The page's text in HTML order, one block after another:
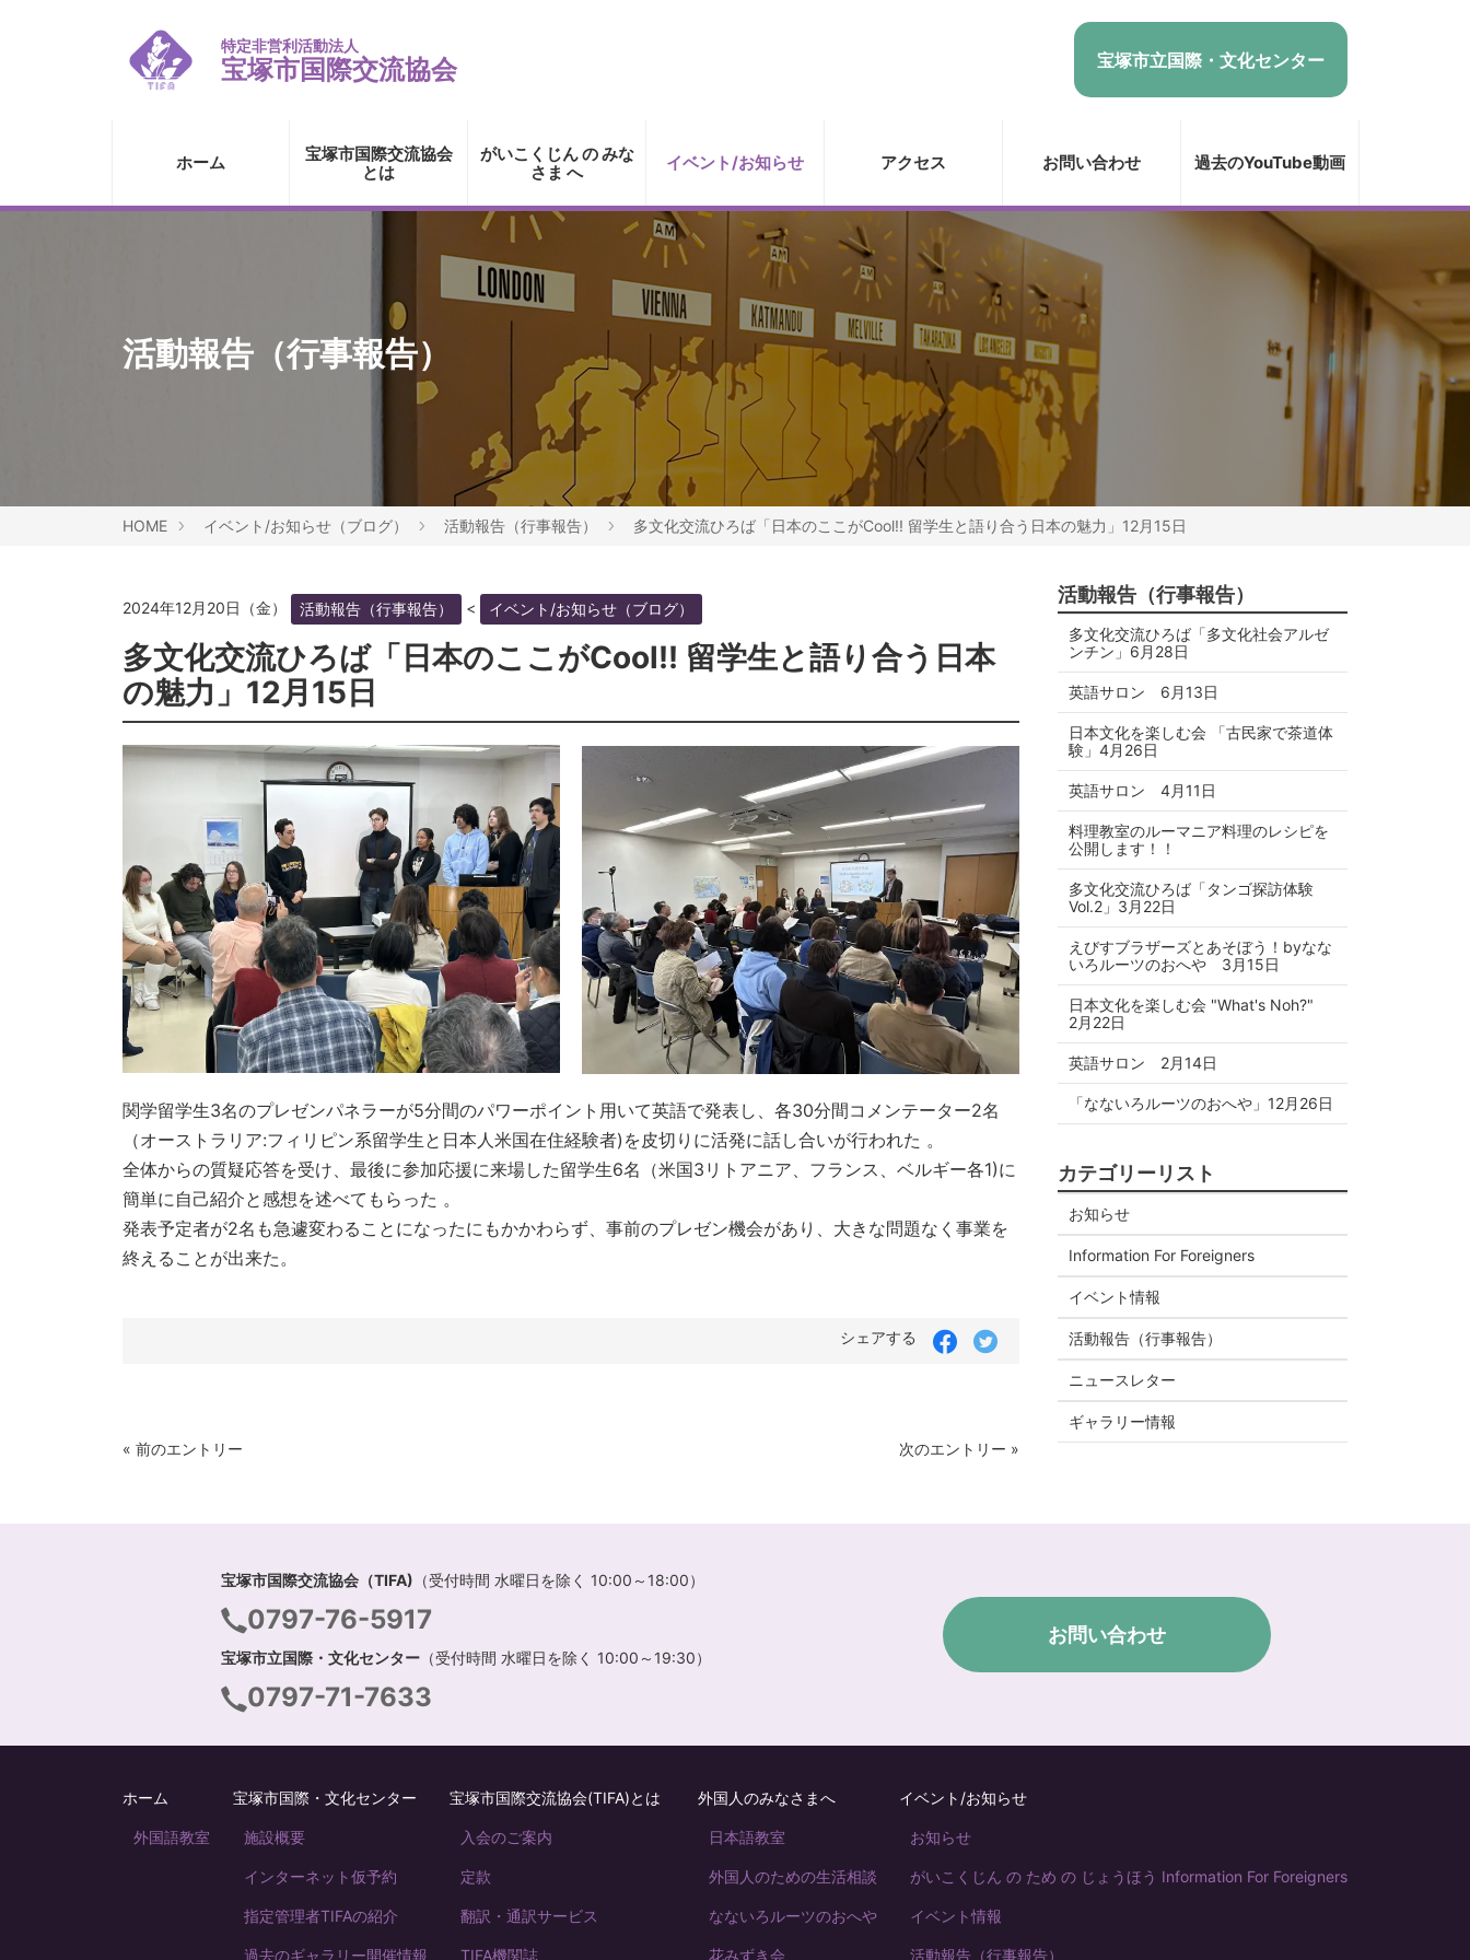
特定非営利活動法人
宝塚市国際交流協会 宝塚市立国際・文化センター
ホーム
宝塚市国際交流協会
とは
がいこくじん の みな
さま へ
イベント/お知らせ アクセス お問い合わせ 過去のYouTube動画
活動報告（行事報告）
HOME イベント/お知らせ（ブログ） 活動報告（行事報告） 多文化交流ひろば「日本のここがCool!! 留学生と語り合う日本の魅力」12月15日
2024年12月20日（金） 活動報告（行事報告） < イベント/お知らせ（ブログ）
多文化交流ひろば「日本のここがCool!! 留学生と語り合う日本
の魅力」12月15日
関学留学生3名のプレゼンパネラーが5分間のパワーポイント用いて英語で発表し、各30分間コメンテーター2名
（オーストラリア:フィリピン系留学生と日本人米国在住経験者)を皮切りに活発に話し合いが行われた 。
全体からの質疑応答を受け、最後に参加応援に来場した留学生6名（米国3リトアニア、フランス、ベルギー各1)に
簡単に自己紹介と感想を述べてもらった 。
発表予定者が2名も急遽変わることになったにもかかわらず、事前のプレゼン機会があり、大きな問題なく事業を
終えることが出来た。
シェアする
« 前のエントリー 次のエントリー »
活動報告（行事報告）
多文化交流ひろば「多文化社会アルゼ
ンチン」6月28日
英語サロン 6月13日
日本文化を楽しむ会 「古民家で茶道体
験」4月26日
英語サロン 4月11日
料理教室のルーマニア料理のレシピを
公開します！！
多文化交流ひろば「タンゴ探訪体験
Vol.2」3月22日
えびすブラザーズとあそぼう！byなな
いろルーツのおへや 3月15日
日本文化を楽しむ会 "What's Noh?"
2月22日
英語サロン 2月14日
「なないろルーツのおへや」12月26日
カテゴリーリスト
お知らせ
Information For Foreigners
イベント情報
活動報告（行事報告）
ニュースレター
ギャラリー情報
宝塚市国際交流協会（TIFA) （受付時間 水曜日を除く 10:00～18:00）
0797-76-5917
宝塚市立国際・文化センター （受付時間 水曜日を除く 10:00～19:30）
0797-71-7633
お問い合わせ
ホーム
外国語教室
宝塚市国際・文化センター
施設概要
インターネット仮予約
指定管理者TIFAの紹介
過去のギャラリー開催情報
宝塚市国際交流協会(TIFA)とは
入会のご案内
定款
翻訳・通訳サービス
TIFA機関誌
外国人のみなさまへ
日本語教室
外国人のための生活相談
なないろルーツのおへや
花みずき会
イベント/お知らせ
お知らせ
がいこくじん の ため の じょうほう Information For Foreigners
イベント情報
活動報告（行事報告）